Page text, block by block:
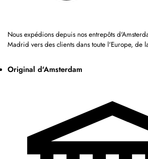
Nous expédions depuis nos entrepôts
Madrid vers des clients dans toute l'Europe, de
Original d'Amsterdam